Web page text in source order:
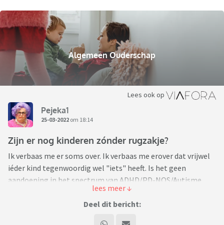
Algemeen Ouderschap
Lees ook op
Pejeka1
25-03-2022 om 18:14
Zijn er nog kinderen zónder rugzakje?
Ik verbaas me er soms over. Ik verbaas me erover dat vrijwel
iéder kind tegenwoordig wel "iets" heeft. Is het geen
aandoening in het spectrum van ADHD/PD-NOS/Autisme,
dan wel op zijn minst een gluten- of koemelkallergie, maar
helemaal zónder iets lijken er geen kinderen meer te
Deel dit bericht: